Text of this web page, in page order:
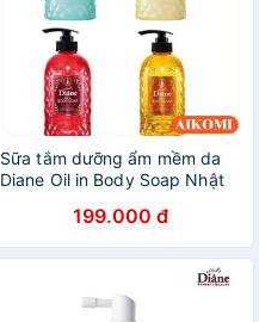
Sữa tắm dưỡng ẩm mềm da
Diane Oil in Body Soap Nhật
199.000 đ